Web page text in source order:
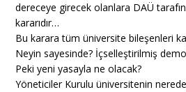
dereceye girecek olanlara DAÜ
kararıdır…
Bu karara tüm üniversite bileşenleri
Neyin sayesinde? İçselleştirilmiş
Peki yeni yasayla ne olacak?
Yöneticiler Kurulu üniversitenin